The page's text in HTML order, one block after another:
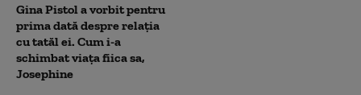
Gina Pistol a vorbit pentru
prima dată despre relația
cu tatăl ei. Cum i-a
schimbat viața fiica sa,
Josephine